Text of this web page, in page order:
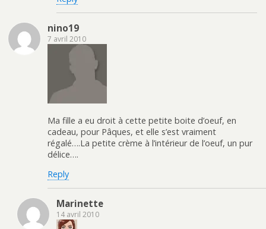
nino19
7 avril 2010
Ma fille a eu droit à cette petite boite d’oeuf, en
cadeau, pour Pâques, et elle s’est vraiment
régalé….La petite crème à l’intérieur de l’oeuf, un pur
délice….
Reply
Marinette
14 avril 2010